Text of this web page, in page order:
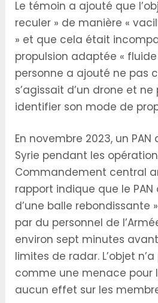
Le témoin a ajouté que
reculer » de manière «
» et que cela était
propulsion adaptée « fluide
personne a ajouté ne pas
s’agissait d’un drone et
identifier son mode de
En novembre 2023, un
Syrie pendant les
Commandement central
rapport indique que le
d’une balle rebondissante
par du personnel de
environ sept minutes
limites de radar. L’objet
comme une menace pour
aucun effet sur les